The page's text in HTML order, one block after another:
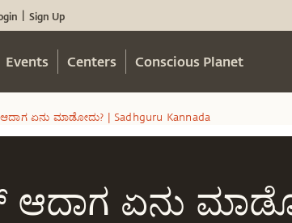
Sign Up
Events Centers Conscious Planet
ಆದಾಗ ಏನು
ಏನು ಮಾಡೋದು? | Sadhguru Kannada